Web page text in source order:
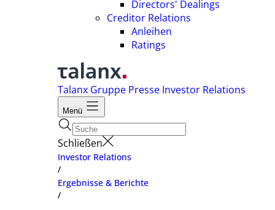
Directors' Dealings
Creditor Relations
Anleihen
Ratings
Talanx Gruppe Presse Investor Relations
Menü
Schließen
Investor Relations
/
Ergebnisse & Berichte
/